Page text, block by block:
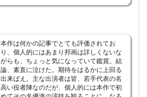
本作は何かの記事でとても評価されてお
り、個人的にはあまり邦画は詳しくないな
がらも、ちょっと気になっていて鑑賞。結
論、素直に泣けた。期待をはるかに上回る
出来ばえ。主な出演者は皆、若手代表の名
高い役者陣なのだが、個人的には本作で初